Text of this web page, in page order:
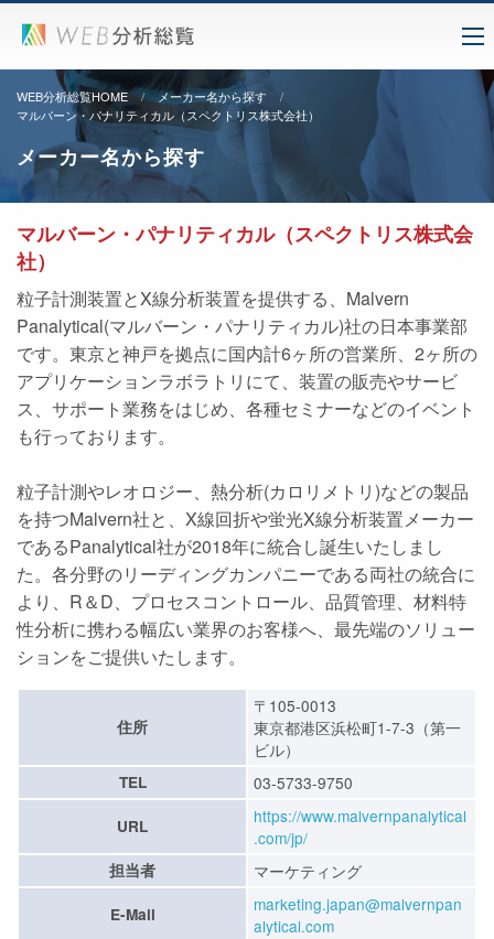
WEB分析総覧HOME
メーカー名から探す
マルバーン・パナリティカル（スペクトリス株式会社）
メーカー名から探す
マルバーン・パナリティカル（スペクトリス株式会
社）
粒子計測装置とX線分析装置を提供する、Malvern
Panalytical(マルバーン・パナリティカル)社の日本事業部
です。東京と神戸を拠点に国内計6ヶ所の営業所、2ヶ所の
アプリケーションラボラトリにて、装置の販売やサービ
ス、サポート業務をはじめ、各種セミナーなどのイベント
も行っております。
粒子計測やレオロジー、熱分析(カロリメトリ)などの製品
を持つMalvern社と、X線回折や蛍光X線分析装置メーカー
であるPanalytical社が2018年に統合し誕生いたしまし
た。各分野のリーディングカンパニーである両社の統合に
より、R＆D、プロセスコントロール、品質管理、材料特
性分析に携わる幅広い業界のお客様へ、最先端のソリュー
ションをご提供いたします。
住所
〒105-0013
東京都港区浜松町1-7-3（第一
ビル）
TEL 03-5733-9750
URL
https://www.malvernpanalytical
.com/jp/
担当者 マーケティング
E-Mail
marketing.japan@malvernpan
alytical.com